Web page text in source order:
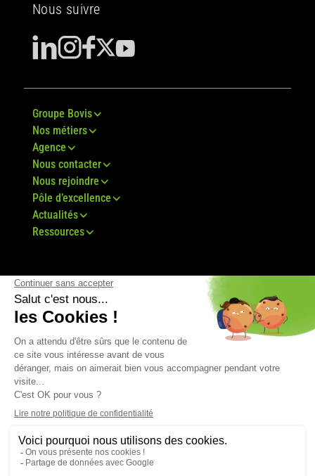
Nous suivre
Groupe Bovis
Nos métiers
Agence
Nous contacter
Nous rejoindre
Pôle d’excellence
Actualités
Ressources
© Groupe Bovis 2024 - Mentions légales
-Plan du site CGV